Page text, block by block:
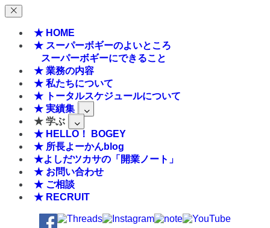
★ HOME
★ スーパーボギーのよいところ
スーパーボギーにできること
★ 業務の内容
★ 私たちについて
★ トータルスケジュールについて
★ 実績集
★ 学ぶ
★ HELLO！ BOGEY
★ 所長よーかんblog
★よしだツカサの「開業ノート」
★ お問い合わせ
★ ご相談
★ RECRUIT